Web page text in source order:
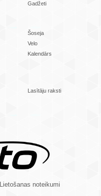
Gadžeti
Šoseja
Velo
Kalendārs
Lasītāju raksti
Lietošanas noteikumi